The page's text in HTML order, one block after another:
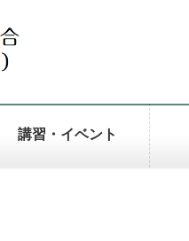
講習・イベント